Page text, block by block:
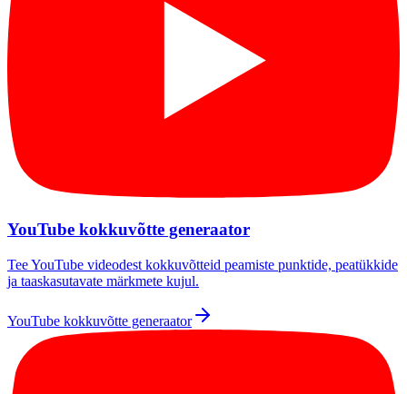
YouTube kokkuvõtte generaator
Tee YouTube videodest kokkuvõtteid peamiste punktide, peatükkide
ja taaskasutavate märkmete kujul.
YouTube kokkuvõtte generaator